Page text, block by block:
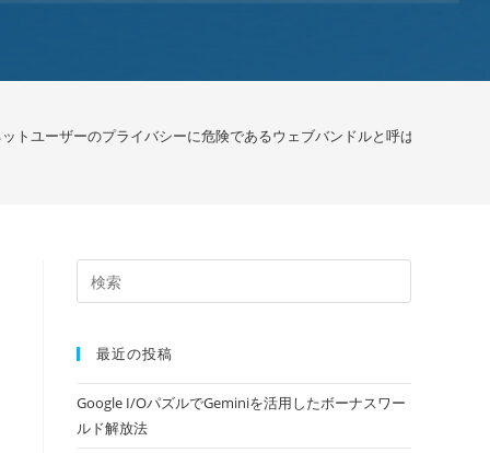
トユーザーのプライバシーに危険であるウェブバンドルと呼ばれる新し
最近の投稿
Google I/OパズルでGeminiを活用したボーナスワー
ルド解放法